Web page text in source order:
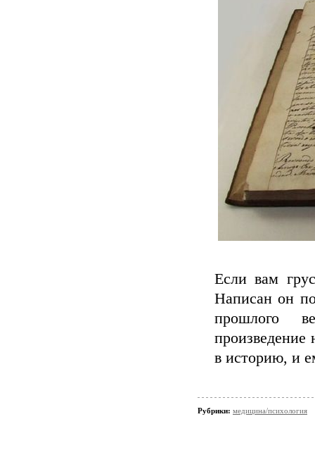
Если вам
Написан он
прошлого
произведение
в историю, и
Рубрики: медицина/психология